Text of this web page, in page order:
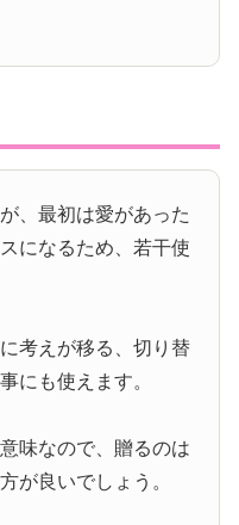
、最初は愛があった
になるため、若干使
考えが移る、切り替
にも使えます。
味なので、贈るのは
が良いでしょう。